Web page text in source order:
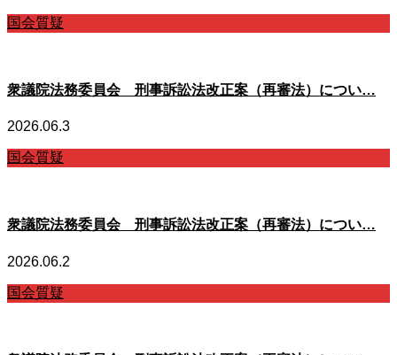
国会質疑
衆議院法務委員会 刑事訴訟法改正案（再審法）につい…
2026.06.3
国会質疑
衆議院法務委員会 刑事訴訟法改正案（再審法）につい…
2026.06.2
国会質疑